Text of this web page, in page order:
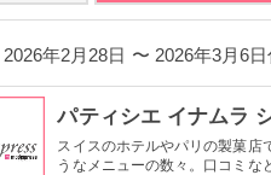
年2月28日 〜 2026年3月6
パティシエ イナムラ
スイスのホテルやパリの製菓店
うなメニューの数々。口コミな